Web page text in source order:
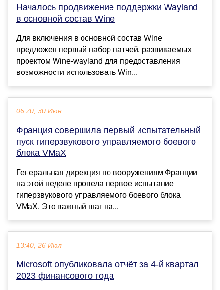
Началось продвижение поддержки Wayland
в основной состав Wine
Для включения в основной состав Wine
предложен первый набор патчей, развиваемых
проектом Wine-wayland для предоставления
возможности использовать Win...
06:20, 30 Июн
Франция совершила первый испытательный
пуск гиперзвукового управляемого боевого
блока VMaX
Генеральная дирекция по вооружениям Франции
на этой неделе провела первое испытание
гиперзвукового управляемого боевого блока
VMaX. Это важный шаг на...
13:40, 26 Июл
Microsoft опубликовала отчёт за 4-й квартал
2023 финансового года